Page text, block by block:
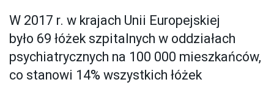
W 2017 r. w krajach Unii Europejskiej
było 69 łóżek szpitalnych w oddziałach
psychiatrycznych na 100 000 mieszkańców,
co stanowi 14% wszystkich łóżek